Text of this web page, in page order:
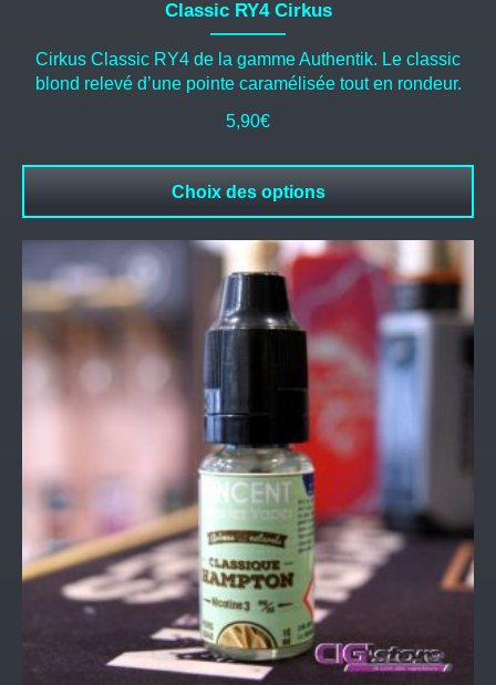
Classic RY4 Cirkus
Cirkus Classic RY4 de la gamme Authentik. Le classic
blond relevé d’une pointe caramélisée tout en rondeur.
5,90€
Choix des options
produit
plusieurs
variations.
Les
options
choisies
page
du
produit